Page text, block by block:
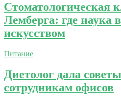
Стоматологическая
Лемберга: где наука
искусством
Питание
Диетолог дала
сотрудникам офисов